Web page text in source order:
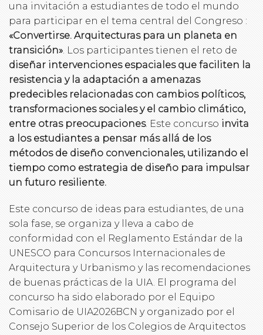
una invitación a estudiantes de todo el mundo
para participar en el tema central del Congreso :
«Convertirse. Arquitecturas para un planeta en
transición». Los participantes tienen el reto de
diseñar intervenciones espaciales que faciliten la
resistencia y la adaptación a amenazas
predecibles relacionadas con cambios políticos,
transformaciones sociales y el cambio climático,
entre otras preocupaciones. Este concurso invita
a los estudiantes a pensar más allá de los
métodos de diseño convencionales, utilizando el
tiempo como estrategia de diseño para impulsar
un futuro resiliente.
Este concurso de ideas para estudiantes, de una
sola fase, se organiza y lleva a cabo de
conformidad con el Reglamento Estándar de la
UNESCO para Concursos Internacionales de
Arquitectura y Urbanismo y las recomendaciones
de buenas prácticas de la UIA. El programa del
concurso ha sido elaborado por el Equipo
Comisario de UIA2026BCN y organizado por el
Consejo Superior de los Colegios de Arquitectos